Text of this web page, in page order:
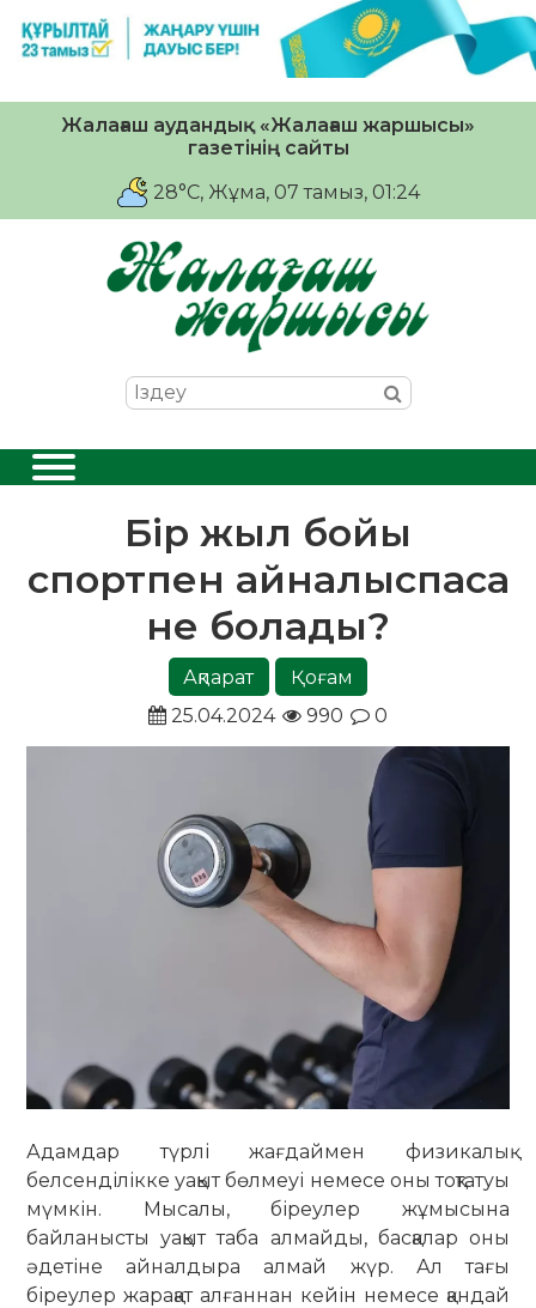
Жалағаш аудандық «Жалағаш жаршысы»
газетінің сайты
28°C, Жұма, 07 тамыз, 01:24
Бір жыл бойы
спортпен айналыспаса
не болады?
Ақпарат
Қоғам
25.04.2024
990 0
Адамдар түрлі жағдаймен физикалық
белсенділікке уақыт бөлмеуі немесе оны тоқтатуы
мүмкін. Мысалы, біреулер жұмысына
байланысты уақыт таба алмайды, басқалар оны
әдетіне айналдыра алмай жүр. Ал тағы
біреулер жарақат алғаннан кейін немесе қандай